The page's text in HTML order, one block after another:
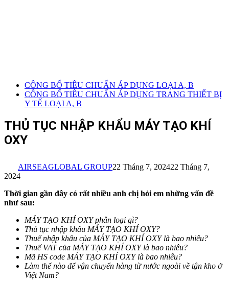
CÔNG BỐ TIÊU CHUẨN ÁP DỤNG LOẠI A, B
CÔNG BỐ TIÊU CHUẨN ÁP DỤNG TRANG THIẾT BỊ
Y TẾ LOẠI A, B
THỦ TỤC NHẬP KHẨU MÁY TẠO KHÍ
OXY
AIRSEAGLOBAL GROUP22 Tháng 7, 202422 Tháng 7,
2024
Thời gian gần đây có rất nhiều anh chị hỏi em những vấn đề
như sau:
MÁY TẠO KHÍ OXY phân loại gì?
Thủ tục nhập khẩu MÁY TẠO KHÍ OXY?
Thuế nhập khẩu của MÁY TẠO KHÍ OXY là bao nhiêu?
Thuế VATcủa MÁY TẠO KHÍ OXY là bao nhiêu?
Mã HS code MÁY TẠO KHÍ OXY là bao nhiêu?
Làm thế nào để vận chuyển hàng từ nước ngoài về tận kho ở
Việt Nam?